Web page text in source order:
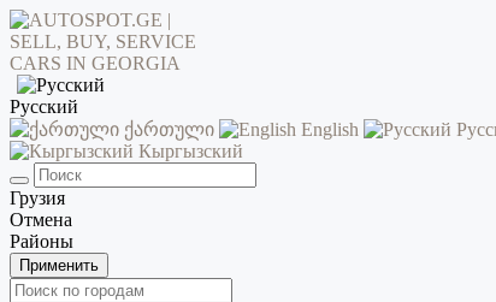
Русский
ქართული
English
Кыргызский
Грузия
Отмена
Районы
Применить